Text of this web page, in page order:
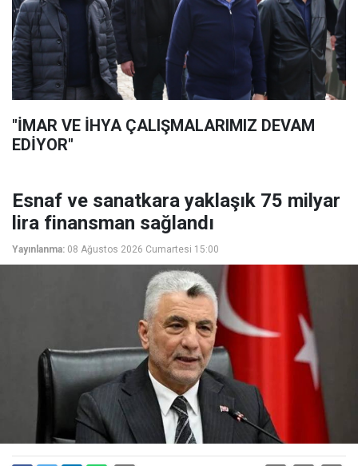
"İMAR VE İHYA ÇALIŞMALARIMIZ DEVAM
EDİYOR"
Esnaf ve sanatkara yaklaşık 75 milyar
lira finansman sağlandı
Yayınlanma: 08 Ağustos 2026 Cumartesi 15:00